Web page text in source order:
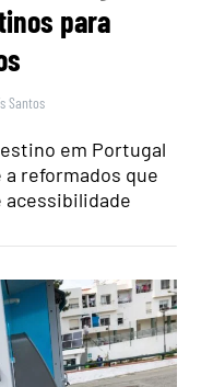
para
Santos
em Portugal
reformados que